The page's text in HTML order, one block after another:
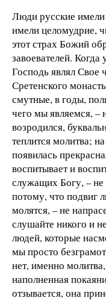
Люди русские
имели целомудрие,
этот страх Божий
завоевателей.
Господь являл Свое
Сретенского
смутные, в годы,
чего мы являемся, –
возродился,
теплится молитва;
появилась
воспитывает и
служащих Богу, – не
потому, что подвиг
молятся, – не
слушайте никого и
людей, которые
мы просто
нет, именно
наполненная
отзывается, она